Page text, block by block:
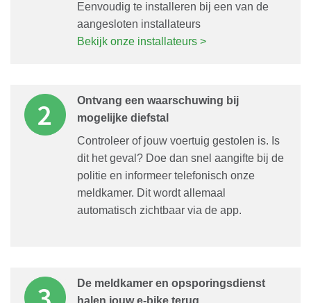
Eenvoudig te installeren bij een van de
aangesloten installateurs
Bekijk onze installateurs >
Ontvang een waarschuwing bij
mogelijke diefstal
Controleer of jouw voertuig gestolen is. Is
dit het geval? Doe dan snel aangifte bij de
politie en informeer telefonisch onze
meldkamer. Dit wordt allemaal
automatisch zichtbaar via de app.
De meldkamer en opsporingsdienst
halen jouw e-bike terug